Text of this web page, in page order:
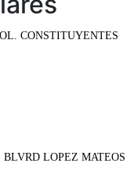
CONSTITUYENTES
LOPEZ MATEOS